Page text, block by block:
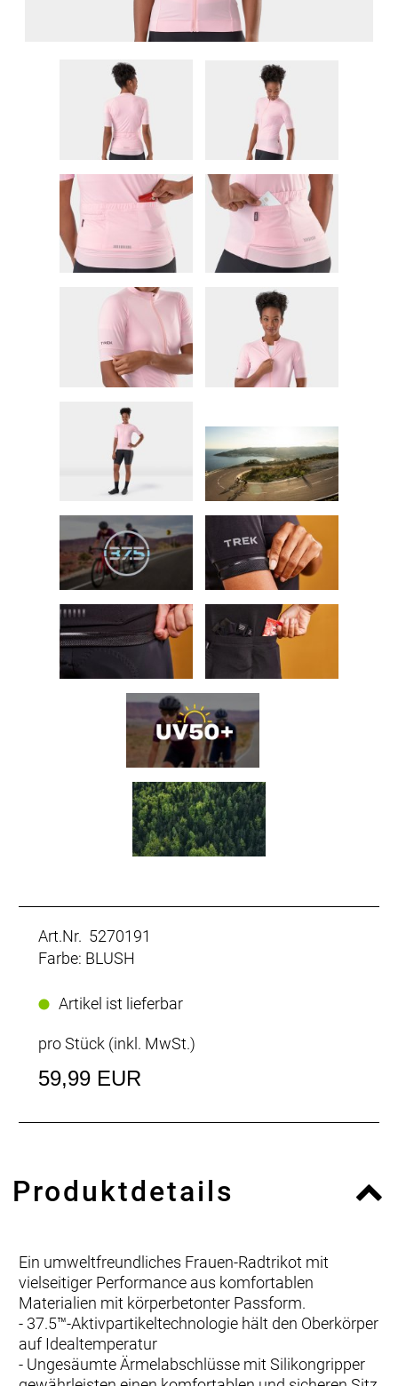
Art.Nr. 5270191
Farbe: BLUSH
Artikel ist lieferbar
pro Stück (inkl. MwSt.)
59,99 EUR
Produktdetails
Ein umweltfreundliches Frauen-Radtrikot mit
vielseitiger Performance aus komfortablen
Materialien mit körperbetonter Passform.
- 37.5™-Aktivpartikeltechnologie hält den Oberkörper
auf Idealtemperatur
- Ungesäumte Ärmelabschlüsse mit Silikongripper